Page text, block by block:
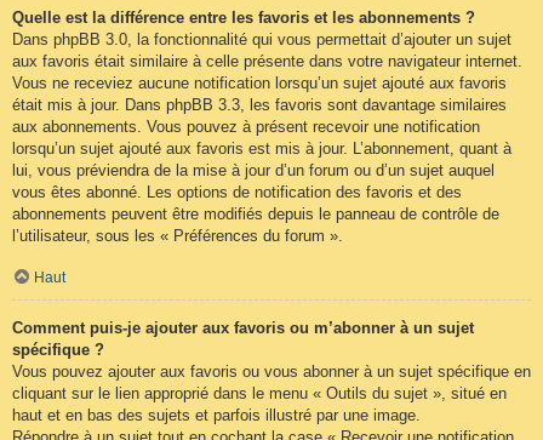
Quelle est la différence entre les favoris et les abonnements ?
Dans phpBB 3.0, la fonctionnalité qui vous permettait d’ajouter un sujet
aux favoris était similaire à celle présente dans votre navigateur internet.
Vous ne receviez aucune notification lorsqu’un sujet ajouté aux favoris
était mis à jour. Dans phpBB 3.3, les favoris sont davantage similaires
aux abonnements. Vous pouvez à présent recevoir une notification
lorsqu’un sujet ajouté aux favoris est mis à jour. L’abonnement, quant à
lui, vous préviendra de la mise à jour d’un forum ou d’un sujet auquel
vous êtes abonné. Les options de notification des favoris et des
abonnements peuvent être modifiés depuis le panneau de contrôle de
l’utilisateur, sous les « Préférences du forum ».
Haut
Comment puis-je ajouter aux favoris ou m’abonner à un sujet
spécifique ?
Vous pouvez ajouter aux favoris ou vous abonner à un sujet spécifique en
cliquant sur le lien approprié dans le menu « Outils du sujet », situé en
haut et en bas des sujets et parfois illustré par une image.